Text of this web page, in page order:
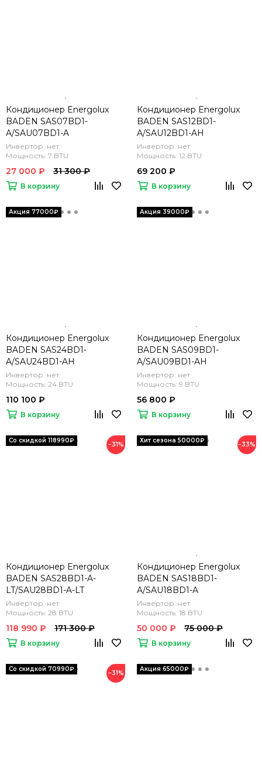
Кондиционер Energolux
BADEN SAS07BD1-
A/SAU07BD1-A
Инвертор: нет
Мощность: 7 BTU
27 000 ₽ 31 300 ₽
В корзину
Кондиционер Energolux
BADEN SAS12BD1-
A/SAU12BD1-AH
Инвертор: нет
Мощность: 12 BTU
69 200 ₽
В корзину
Кондиционер Energolux
BADEN SAS24BD1-
A/SAU24BD1-AH
Инвертор: нет
Мощность: 24 BTU
110 100 ₽
В корзину
Кондиционер Energolux
BADEN SAS09BD1-
A/SAU09BD1-AH
Инвертор: нет
Мощность: 9 BTU
56 800 ₽
В корзину
−31%
Кондиционер Energolux
BADEN SAS28BD1-A-
LT/SAU28BD1-A-LT
Инвертор: нет
Мощность: 28 BTU
118 990 ₽ 171 300 ₽
В корзину
−33%
Кондиционер Energolux
BADEN SAS18BD1-
A/SAU18BD1-A
Инвертор: нет
Мощность: 18 BTU
50 000 ₽ 75 000 ₽
В корзину
−31%